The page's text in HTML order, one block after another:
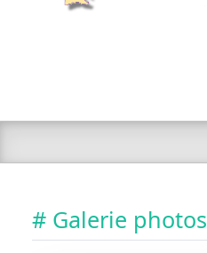
# Galerie photos